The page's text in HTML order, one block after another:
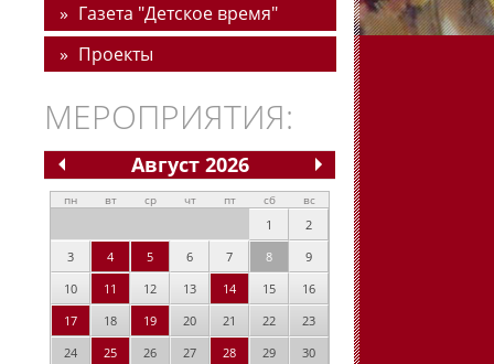
Газета "Детское время"
Проекты
МЕРОПРИЯТИЯ:
Август 2026
пн вт ср чт пт сб вс
1
2
3
4 5 6 7 8
9
10
11 12 13 14 15
16
17
18 19 20 21 22
23
24
25 26 27 28 29 30